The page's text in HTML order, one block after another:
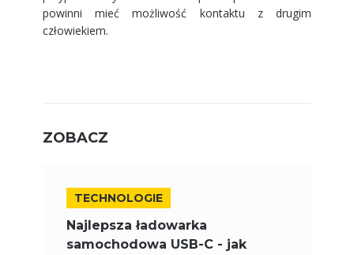
powinni mieć możliwość kontaktu z drugim
człowiekiem.
ZOBACZ
TECHNOLOGIE
Najlepsza ładowarka
samochodowa USB-C - jak